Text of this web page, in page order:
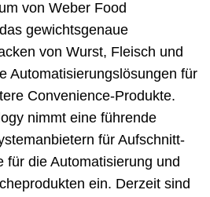
von Weber Food
gewichtsgenaue
von Wurst, Fleisch und
Automatisierungslösungen für
Convenience-Produkte.
nimmt eine führende
für Aufschnitt-
für die Automatisierung und
ein. Derzeit sind